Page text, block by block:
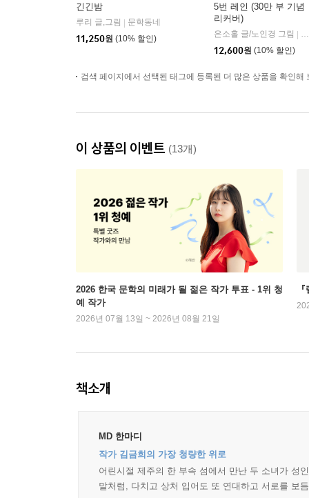
긴긴밤
루리 글,그림
문학동네
11,250원 (10% 할인)
5번 레인 (30만 부 기념
리커버)
은소홀 글/노인경 그림
12,600원 (10% 할인)
검색 페이지에서 선택된 태그에 등록된 더 많은 상품을 확인해
이 상품의 이벤트 (13개)
2026 한국 문학의 미래가 될 젊은 작가 투표 - 1위 청
예 작가
2026년 07월 13일 ~ 2026년 08월 21일
책소개
MD 한마디
작가 김금희의 가장 청량한 위로
어린시절 제주의 한 부속 섬에서 만난 두 소녀가 성
말처럼, 다치고 상처 입어도 또 연대하고 서로를 보